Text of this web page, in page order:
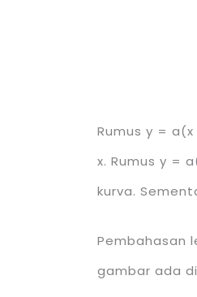
Rumus y = a(x
x. Rumus y =
kurva.
Pembahasan
gambar ada